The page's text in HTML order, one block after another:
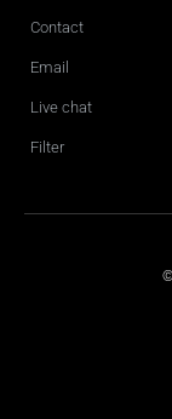
Contact
Email
Live chat
Filter